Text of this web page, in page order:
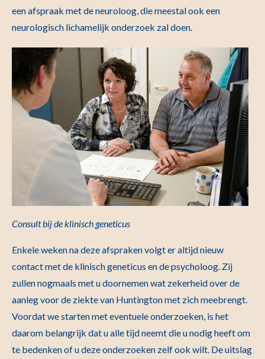
een afspraak met de neuroloog, die meestal ook een
neurologisch lichamelijk onderzoek zal doen.
Consult bij de klinisch geneticus
Enkele weken na deze afspraken volgt er altijd nieuw
contact met de klinisch geneticus en de psycholoog. Zij
zullen nogmaals met u doornemen wat zekerheid over de
aanleg voor de ziekte van Huntington met zich meebrengt.
Voordat we starten met eventuele onderzoeken, is het
daarom belangrijk dat u alle tijd neemt die u nodig heeft om
te bedenken of u deze onderzoeken zelf ook wilt. De uitslag